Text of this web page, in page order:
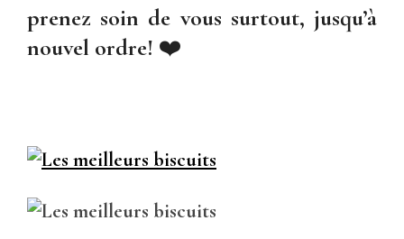
prenez soin de vous surtout, jusqu’à
nouvel ordre! ❤️